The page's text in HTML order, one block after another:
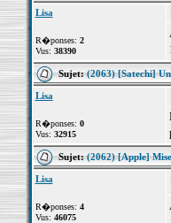
Lisa
R�ponses: 2
Vus: 38390
Sujet:(2063) [Satechi]
Lisa
R�ponses: 0
Vus: 32915
Sujet:(2062) [Apple]
Lisa
R�ponses: 4
Vus: 46075